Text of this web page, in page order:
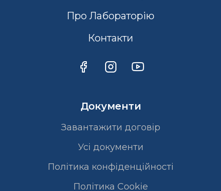
Про Лабораторію
Контакти
Документи
Завантажити договір
Усі документи
Політика конфіденційності
Полiтика Cookie